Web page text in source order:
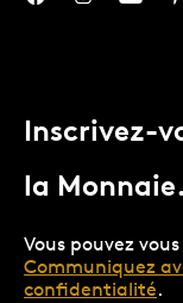
Inscrivez-
la Monnaie.
Vous pouvez
Communiquez
confidentialité.